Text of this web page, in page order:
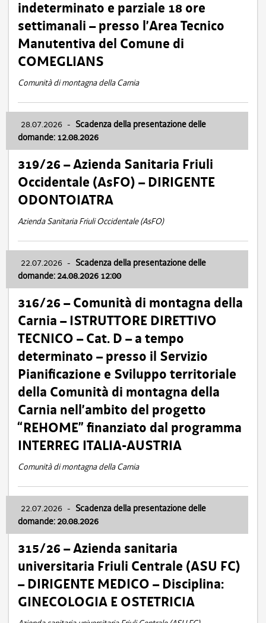
indeterminato e parziale 18 ore
settimanali – presso l’Area Tecnico
Manutentiva del Comune di
COMEGLIANS
Comunità di montagna della Carnia
28.07.2026 - Scadenza della presentazione delle
domande: 12.08.2026
319/26 – Azienda Sanitaria Friuli
Occidentale (AsFO) – DIRIGENTE
ODONTOIATRA
Azienda Sanitaria Friuli Occidentale (AsFO)
22.07.2026 - Scadenza della presentazione delle
domande: 24.08.2026 12:00
316/26 – Comunità di montagna della
Carnia – ISTRUTTORE DIRETTIVO
TECNICO – Cat. D – a tempo
determinato – presso il Servizio
Pianificazione e Sviluppo territoriale
della Comunità di montagna della
Carnia nell’ambito del progetto
“REHOME” finanziato dal programma
INTERREG ITALIA-AUSTRIA
Comunità di montagna della Carnia
22.07.2026 - Scadenza della presentazione delle
domande: 20.08.2026
315/26 – Azienda sanitaria
universitaria Friuli Centrale (ASU FC)
– DIRIGENTE MEDICO – Disciplina:
GINECOLOGIA E OSTETRICIA